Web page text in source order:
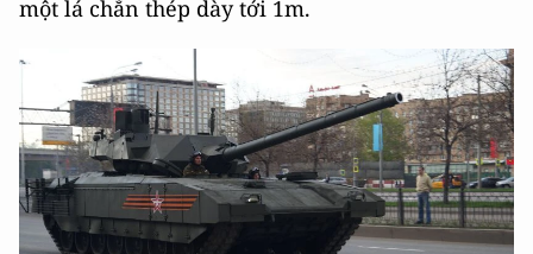
một lá chắn thép dày tới 1m.